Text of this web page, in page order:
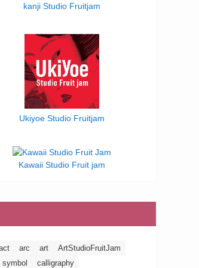
kanji Studio Fruitjam
Ukiyoe Studio Fruitjam
Kawaii Studio Fruit jam
arc art
ArtStudioFruitJam
calligraphy